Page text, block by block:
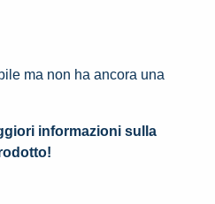
ma non ha ancora una
informazioni sulla